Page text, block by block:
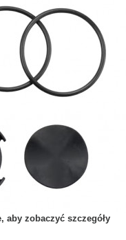
aby zobaczyć szczegóły